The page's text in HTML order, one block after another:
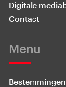
Digitale
Contact
Menu
Bestemmingen